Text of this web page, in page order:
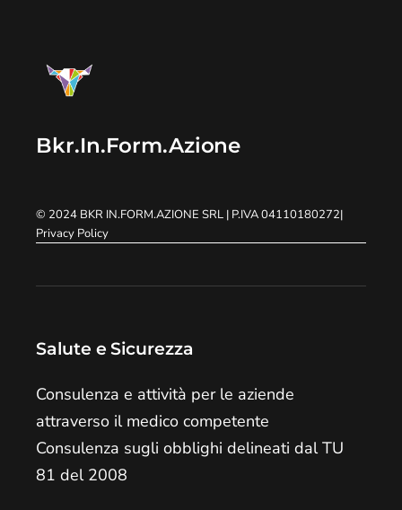
Bkr.In.Form.Azione
© 2024 BKR IN.FORM.AZIONE SRL | P.IVA 04110180272|
Privacy Policy
Salute e Sicurezza
Consulenza e attività per le aziende
attraverso il medico competente
Consulenza sugli obblighi delineati dal TU
81 del 2008